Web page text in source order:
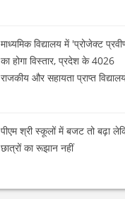
माध्यमिक विद्यालय में 'प्रोजेक्ट
का होगा विस्तार, प्रदेश के 4026
राजकीय और सहायता प्राप्त
पीएम श्री स्कूलों में बजट तो बढ़ा
छात्रों का रूझान नहीं